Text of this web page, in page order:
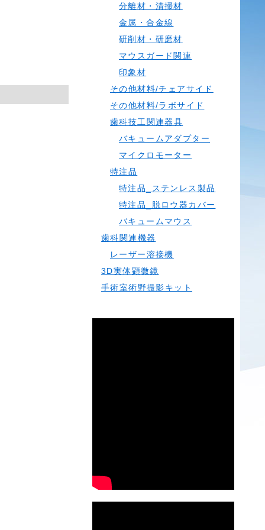
分離材・清掃材
金属・合金線
研削材・研磨材
マウスガード関連
印象材
その他材料/チェアサイド
その他材料/ラボサイド
歯科技工関連器具
バキュームアダプター
マイクロモーター
特注品
特注品_ステンレス製品
特注品_脱ロウ器カバー
バキュームマウス
歯科関連機器
レーザー溶接機
3D実体顕微鏡
手術室術野撮影キット